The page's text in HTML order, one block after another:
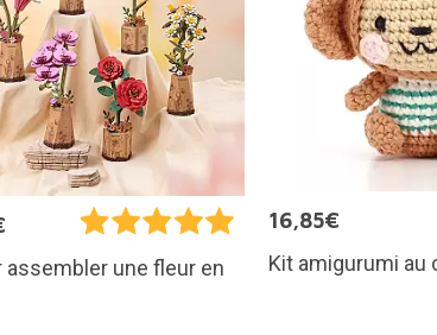
assembler une fleur en
16,85€
Kit amigurumi au